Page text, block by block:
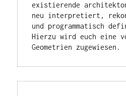
existierende
neu interpretiert,
und programmatisch
Hierzu wird euch eine
Geometrien zugewiesen.